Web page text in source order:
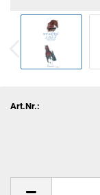
Art.Nr.: